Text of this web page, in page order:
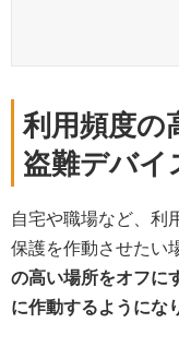
利用頻度の
盗難デバイ
自宅や職場など、利
保護を作動させたい
の高い場所をオフに
に作動するようにな